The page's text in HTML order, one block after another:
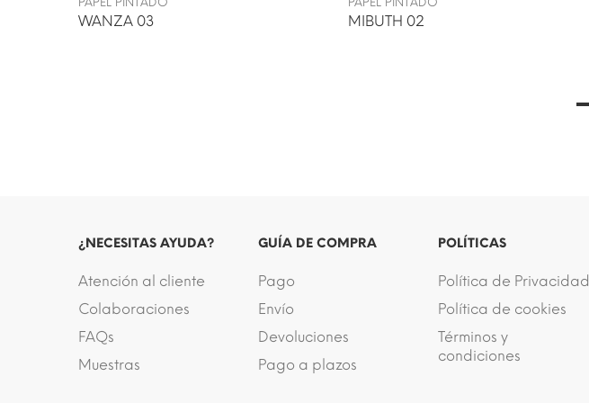
WANZA 03 MIBUTH 02
¿NECESITAS AYUDA?
Atención al cliente
Colaboraciones
FAQs
Muestras
GUÍA DE COMPRA
Pago
Envío
Devoluciones
Pago a plazos
POLÍTICAS
Política de Privacidad
Política de cookies
Términos y
condiciones